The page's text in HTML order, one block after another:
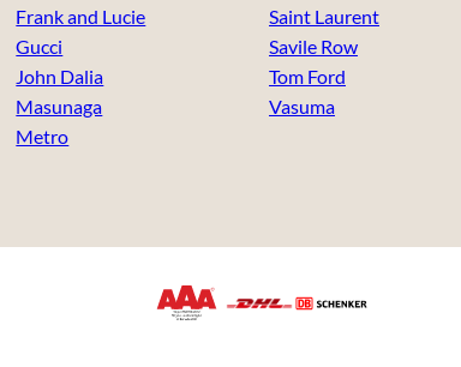
Frank and Lucie
Gucci
John Dalia
Masunaga
Metro
Saint Laurent
Savile Row
Tom Ford
Vasuma